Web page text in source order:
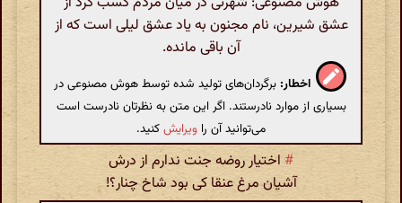
عشق شیرین، نام مجنون به یاد عشق لیلی است که از
آن باقی مانده.
اخطار: برگردان‌های تولید شده توسط هوش مصنوعی در
بسیاری از موارد نادرستند. اگر این متن به نظرتان نادرست است
می‌توانید آن را ویرایشکنید.
#اختیار روضه جنت ندارم از درش
آشیان مرغ عنقا کی بود شاخ چنار؟!